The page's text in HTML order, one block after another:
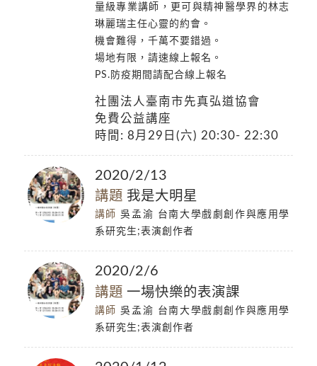
量級專業講師，更可與精神醫學界的林志
琳麗瑞主任心靈的約會。
機會難得，千萬不要錯過。
場地有限，請速線上報名。
PS.防疫期間請配合線上報名
社團法人臺南市先真弘道協會
免費公益講座
時間: 8月29日(六) 20:30- 22:30
講題 我是大明星
2020/2/13
講師吳孟渝 台南大學戲劇創作與應用學
系研究生;表演創作者
講題 一場快樂的表演課
2020/2/6
講師吳孟渝 台南大學戲劇創作與應用學
系研究生;表演創作者